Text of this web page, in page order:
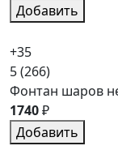
Добавить
+35
5(266)
Фонтан шаров
1740₽
Добавить